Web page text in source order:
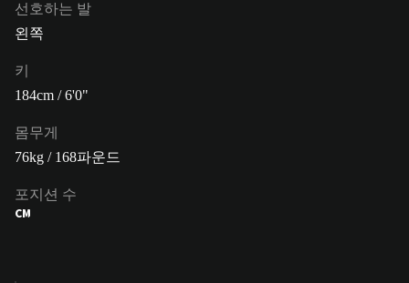
선호하는 발
왼쪽
키
184cm / 6'0"
몸무게
76kg / 168파운드
포지션 수
CM